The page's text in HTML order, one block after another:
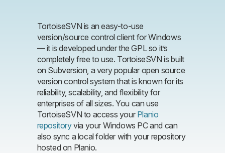
TortoiseSVN is an easy-to-use
version/source control client for Windows
— it is developed under the GPL so it’s
completely free to use. TortoiseSVN is built
on Subversion, a very popular open source
version control system that is known for its
reliability, scalability, and flexibility for
enterprises of all sizes. You can use
TortoiseSVN to access your Planio
repositoryvia your Windows PC and can
also sync a local folder with your repository
hosted on Planio.